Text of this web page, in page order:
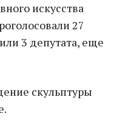
искусства
27
3 депутата, еще
скульптуры